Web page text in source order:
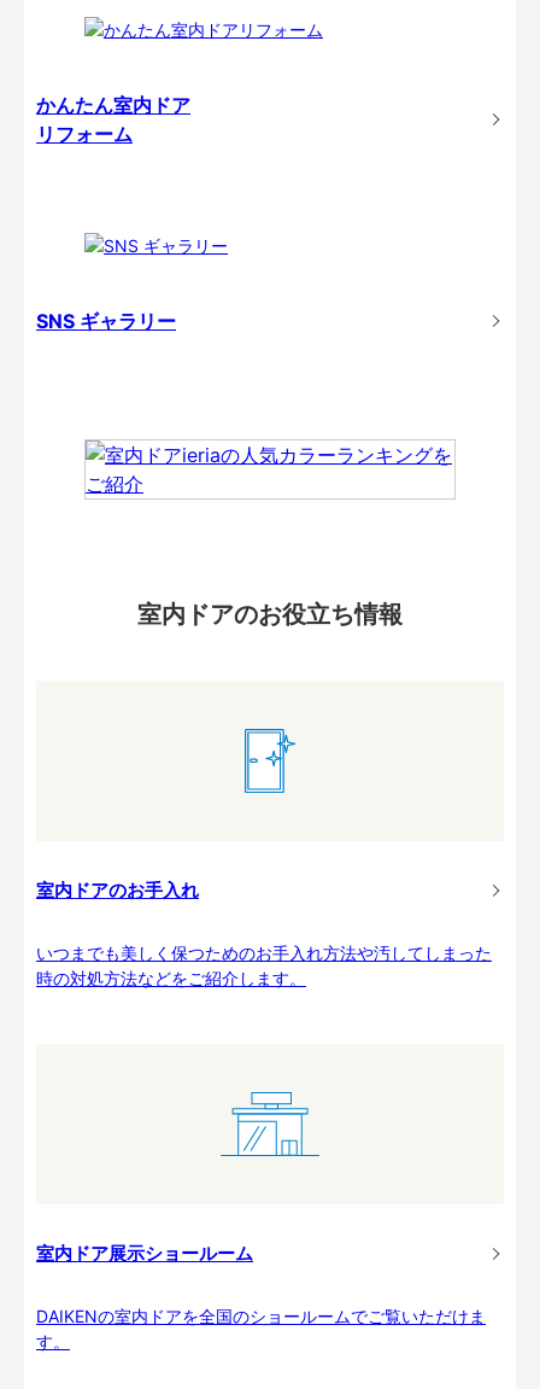
かんたん室内ドア
リフォーム
SNS ギャラリー
室内ドアのお役立ち情報
室内ドアのお手入れ
いつまでも美しく保つためのお手入れ方法や汚してしまった
時の対処方法などをご紹介します。
室内ドア展示ショールーム
DAIKENの室内ドアを全国のショールームでご覧いただけま
す。